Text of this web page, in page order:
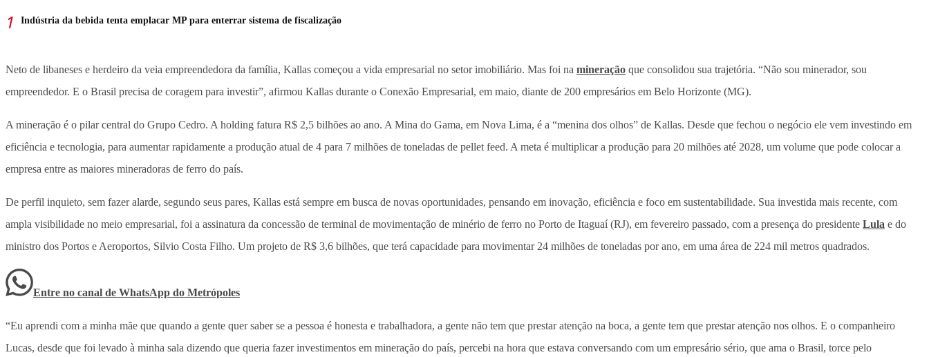
Indústria da bebida tenta emplacar MP para enterrar sistema de fiscalização
Neto de libaneses e herdeiro da veia empreendedora da família, Kallas começou a vida empresarial no setor imobiliário. Mas foi na mineração que consolidou sua trajetória. “Não sou minerador, sou
empreendedor. E o Brasil precisa de coragem para investir”, afirmou Kallas durante o Conexão Empresarial, em maio, diante de 200 empresários em Belo Horizonte (MG).
A mineração é o pilar central do Grupo Cedro. A holding fatura R$ 2,5 bilhões ao ano. A Mina do Gama, em Nova Lima, é a “menina dos olhos” de Kallas. Desde que fechou o negócio ele vem investindo em
eficiência e tecnologia, para aumentar rapidamente a produção atual de 4 para 7 milhões de toneladas de pellet feed. A meta é multiplicar a produção para 20 milhões até 2028, um volume que pode colocar a
empresa entre as maiores mineradoras de ferro do país.
De perfil inquieto, sem fazer alarde, segundo seus pares, Kallas está sempre em busca de novas oportunidades, pensando em inovação, eficiência e foco em sustentabilidade. Sua investida mais recente, com
ampla visibilidade no meio empresarial, foi a assinatura da concessão de terminal de movimentação de minério de ferro no Porto de Itaguaí (RJ), em fevereiro passado, com a presença do presidente Lula e do
ministro dos Portos e Aeroportos, Silvio Costa Filho. Um projeto de R$ 3,6 bilhões, que terá capacidade para movimentar 24 milhões de toneladas por ano, em uma área de 224 mil metros quadrados.
Entre no canal de WhatsApp do Metrópoles
“Eu aprendi com a minha mãe que quando a gente quer saber se a pessoa é honesta e trabalhadora, a gente não tem que prestar atenção na boca, a gente tem que prestar atenção nos olhos. E o companheiro
Lucas, desde que foi levado à minha sala dizendo que queria fazer investimentos em mineração do país, percebi na hora que estava conversando com um empresário sério, que ama o Brasil, torce pelo